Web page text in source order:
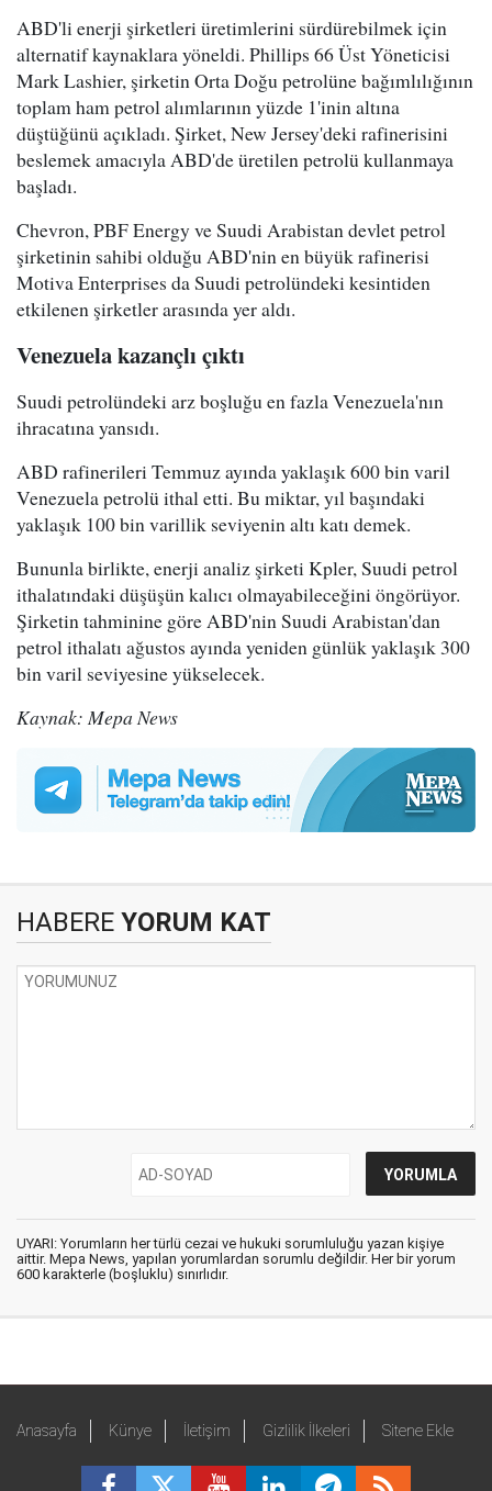
ABD'li enerji şirketleri üretimlerini sürdürebilmek için
alternatif kaynaklara yöneldi. Phillips 66 Üst Yöneticisi
Mark Lashier, şirketin Orta Doğu petrolüne bağımlılığının
toplam ham petrol alımlarının yüzde 1'inin altına
düştüğünü açıkladı. Şirket, New Jersey'deki rafinerisini
beslemek amacıyla ABD'de üretilen petrolü kullanmaya
başladı.
Chevron, PBF Energy ve Suudi Arabistan devlet petrol
şirketinin sahibi olduğu ABD'nin en büyük rafinerisi
Motiva Enterprises da Suudi petrolündeki kesintiden
etkilenen şirketler arasında yer aldı.
Venezuela kazançlı çıktı
Suudi petrolündeki arz boşluğu en fazla Venezuela'nın
ihracatına yansıdı.
ABD rafinerileri Temmuz ayında yaklaşık 600 bin varil
Venezuela petrolü ithal etti. Bu miktar, yıl başındaki
yaklaşık 100 bin varillik seviyenin altı katı demek.
Bununla birlikte, enerji analiz şirketi Kpler, Suudi petrol
ithalatındaki düşüşün kalıcı olmayabileceğini öngörüyor.
Şirketin tahminine göre ABD'nin Suudi Arabistan'dan
petrol ithalatı ağustos ayında yeniden günlük yaklaşık 300
bin varil seviyesine yükselecek.
Kaynak: Mepa News
HABERE YORUM KAT
UYARI: Yorumların her türlü cezai ve hukuki sorumluluğu yazan kişiye
aittir. Mepa News, yapılan yorumlardan sorumlu değildir. Her bir yorum
600 karakterle (boşluklu) sınırlıdır.
Anasayfa Künye İletişim Gizlilik İlkeleri Sitene Ekle